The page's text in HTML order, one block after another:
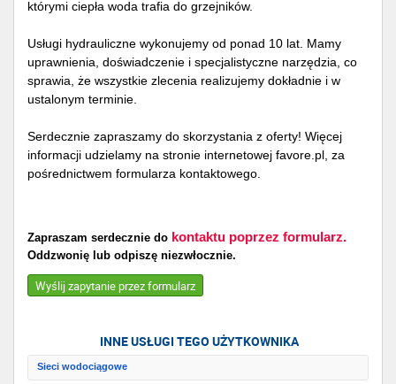
którymi ciepła woda trafia do grzejników.
Usługi hydrauliczne wykonujemy od ponad 10 lat. Mamy
uprawnienia, doświadczenie i specjalistyczne narzędzia, co
sprawia, że wszystkie zlecenia realizujemy dokładnie i w
ustalonym terminie.
Serdecznie zapraszamy do skorzystania z oferty! Więcej
informacji udzielamy na stronie internetowej favore.pl, za
pośrednictwem formularza kontaktowego.
Zapraszam serdecznie do kontaktu poprzez formularz.
Oddzwonię lub odpiszę niezwłocznie.
Wyślij zapytanie przez formularz
INNE USŁUGI TEGO UŻYTKOWNIKA
Sieci wodociągowe